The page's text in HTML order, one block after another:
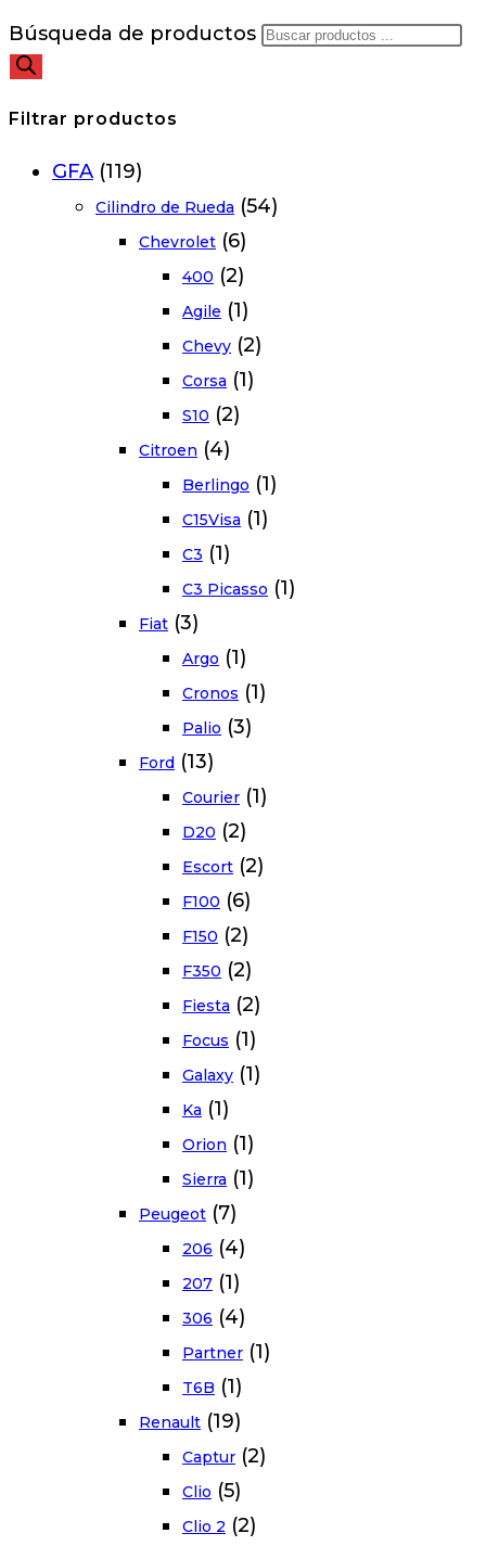
Búsqueda de productos
Filtrar productos
GFA (119)
Cilindro de Rueda (54)
Chevrolet (6)
400 (2)
Agile (1)
Chevy (2)
Corsa (1)
S10 (2)
Citroen (4)
Berlingo (1)
C15Visa (1)
C3 (1)
C3 Picasso (1)
Fiat (3)
Argo (1)
Cronos (1)
Palio (3)
Ford (13)
Courier (1)
D20 (2)
Escort (2)
F100 (6)
F150 (2)
F350 (2)
Fiesta (2)
Focus (1)
Galaxy (1)
Ka (1)
Orion (1)
Sierra (1)
Peugeot (7)
206 (4)
207 (1)
306 (4)
Partner (1)
T6B (1)
Renault (19)
Captur (2)
Clio (5)
Clio 2 (2)